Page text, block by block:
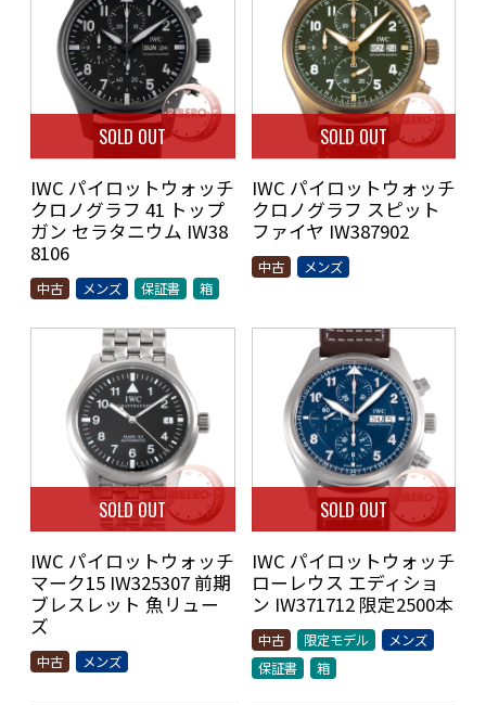
SOLD OUT
IWC パイロットウォッチ
クロノグラフ 41 トップ
ガン セラタニウム IW38
8106
中古 メンズ 保証書 箱
SOLD OUT
IWC パイロットウォッチ
クロノグラフ スピット
ファイヤ IW387902
中古 メンズ
SOLD OUT
IWC パイロットウォッチ
マーク15 IW325307 前期
ブレスレット 魚リュー
ズ
中古 メンズ
SOLD OUT
IWC パイロットウォッチ
ローレウス エディショ
ン IW371712 限定2500本
中古 限定モデル
メンズ
保証書
箱